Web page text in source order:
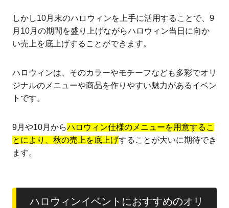
しかし10月末のハロウィンを上手に活用することで、9
月10月の期間を盛り上げながらハロウィン当日に向か
い売上を底上げすることができます。
ハロウィンは、そのカラーやモチーフなども多彩でオリ
ジナルのメニューや商品を作りやすい魅力があるイベン
トです。
9月や10月からハロウィン仕様のメニューを用意するこ
とにより、秋の売上を底上げすることが大いに期待でき
ます。
ハロウィンイベントにおすすめのオリ